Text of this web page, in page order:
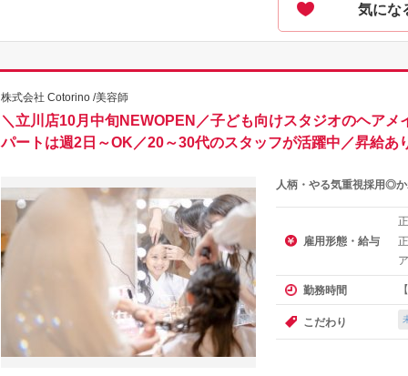
気にな
株式会社 Cotorino /美容師
＼立川店10月中旬NEWOPEN／子ども向けスタジオのヘア
パートは週2日～OK／20～30代のスタッフが活躍中／昇給あ
人柄・やる気重視採用◎
雇用形態・給与
勤務時間
こだわり